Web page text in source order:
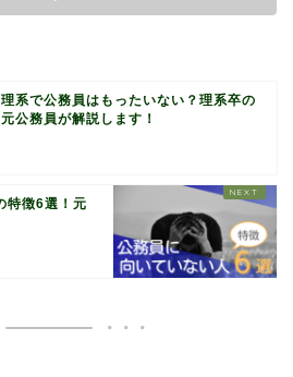
理系で公務員はもったいない？理系卒の
元公務員が解説します！
特徴6選！元